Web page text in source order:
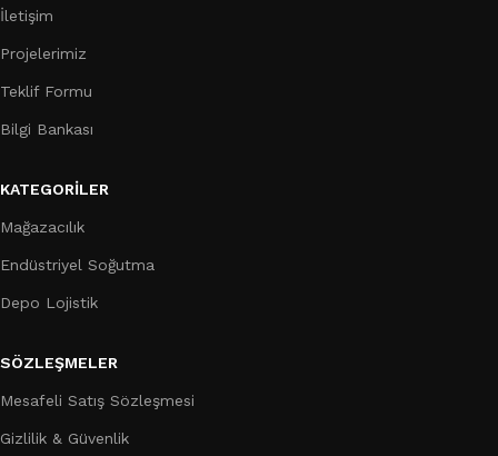
İletişim
Projelerimiz
Teklif Formu
Bilgi Bankası
KATEGORILER
Mağazacılık
Endüstriyel Soğutma
Depo Lojistik
SÖZLEŞMELER
Mesafeli Satış Sözleşmesi
Gizlilik & Güvenlik